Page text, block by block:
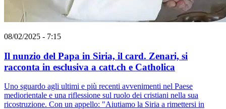
08/02/2025 - 7:15
Il nunzio del Papa in Siria, il card. Zenari, si
racconta in esclusiva a catt.ch e Catholica
Uno sguardo agli ultimi e più recenti avvenimenti nel Paese
mediorientale e una riflessione sul ruolo dei cristiani nella sua
ricostruzione. Con un appello: "Aiutiamo la Siria a rimettersi in